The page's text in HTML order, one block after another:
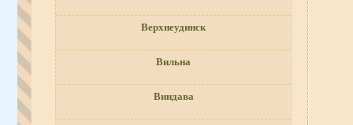
Верхнеудинск
Вильна
Виндава